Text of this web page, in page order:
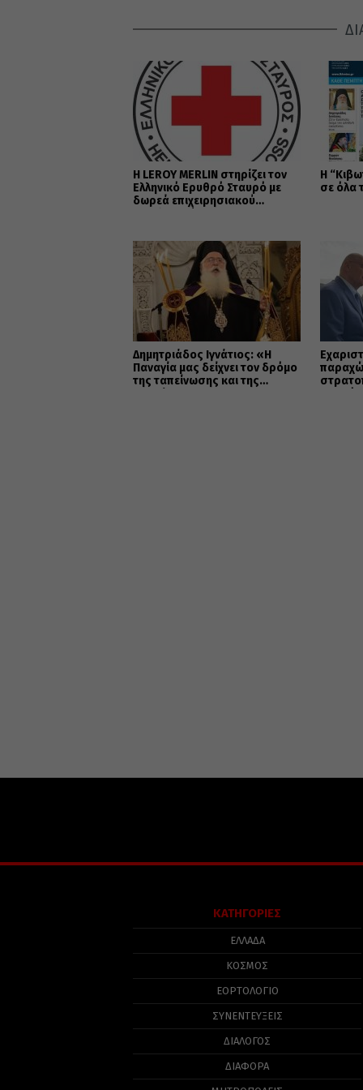
Η LEROY MERLIN στηρίζει τον
Ελληνικό Ερυθρό Σταυρό με
δωρεά επιχειρησιακού
καταστροφικών πυρκαγιών
Η
σε όλα
Δημητριάδος Ιγνάτιος: «Η
Παναγία μας δείχνει τον δρόμο
της ταπείνωσης και της
ΚΑΤΗΓΟΡΙΕΣ
ΕΛΛΑΔΑ
ΚΟΣΜΟΣ
ΕΟΡΤΟΛΟΓΙΟ
ΣΥΝΕΝΤΕΥΞΕΙΣ
ΔΙΑΛΟΓΟΣ
ΔΙΑΦΟΡΑ